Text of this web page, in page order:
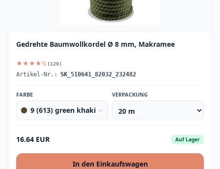
Gedrehte Baumwollkordel Ø 8 mm, Makramee
★★★★½ (129)
Artikel-Nr.: SK_510641_82032_232482
FARBE
9 (613) green khaki
VERPACKUNG
16.64 EUR Auf Lager
In den Einkaufswagen